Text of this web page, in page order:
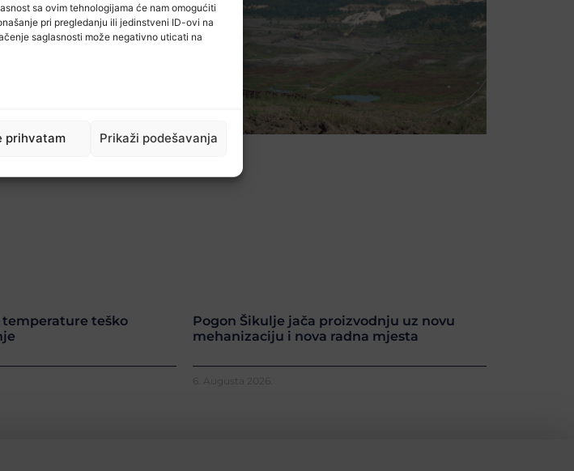
sa ovim tehnologijama će nam omogućiti
pri pregledanju ili jedinstveni ID-ovi na
saglasnosti može negativno uticati na
prihvatam Prikaži podešavanja
teško
Pogon Šikulje jača proizvodnju uz novu
mehanizaciju i nova radna mjesta
6. Augusta 2026.